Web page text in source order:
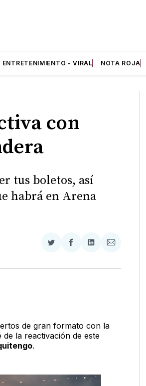
ENTRETENIMIENTO - VIRAL NOTA ROJA
con
tus boletos, así
habrá en Arena
Compartir
Twitter
Compartir
Facebook
Compartir
LinkedIn
Compartir
Email
de gran formato con la
de la reactivación de este
.